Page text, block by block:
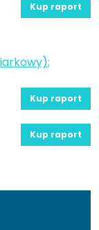
Kup raport
Kup raport
Kup raport